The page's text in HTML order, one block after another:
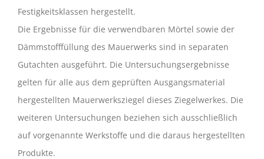
Festigkeitsklassen hergestellt.
Die Ergebnisse für die verwendbaren Mörtel sowie der
Dämmstofffüllung des Mauerwerks sind in separaten
Gutachten ausgeführt. Die Untersuchungsergebnisse
gelten für alle aus dem geprüften Ausgangsmaterial
hergestellten Mauerwerksziegel dieses Ziegelwerkes. Die
weiteren Untersuchungen beziehen sich ausschließlich
auf vorgenannte Werkstoffe und die daraus hergestellten
Produkte.